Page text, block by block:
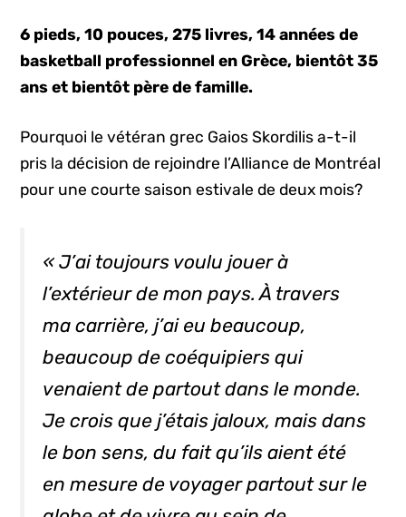
6 pieds, 10 pouces, 275 livres, 14 années de
basketball professionnel en Grèce, bientôt 35
ans et bientôt père de famille.
Pourquoi le vétéran grec Gaios Skordilis a-t-il
pris la décision de rejoindre l’Alliance de Montréal
pour une courte saison estivale de deux mois?
« J’ai toujours voulu jouer à
l’extérieur de mon pays. À travers
ma carrière, j’ai eu beaucoup,
beaucoup de coéquipiers qui
venaient de partout dans le monde.
Je crois que j’étais jaloux, mais dans
le bon sens, du fait qu’ils aient été
en mesure de voyager partout sur le